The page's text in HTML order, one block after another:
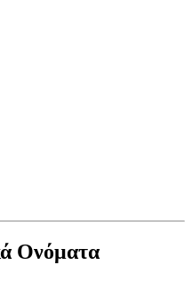
Ονόματα